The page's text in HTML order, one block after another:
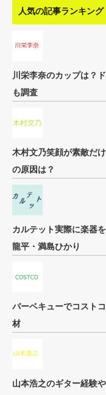
人気の記事ランキング
川栄李奈のカップは？
も調査
木村文乃笑顔が素敵だ
の原因は？
カルテット実際に楽器
龍平・満島ひかり
バーベキューでコスト
材
山本浩之のギター経験